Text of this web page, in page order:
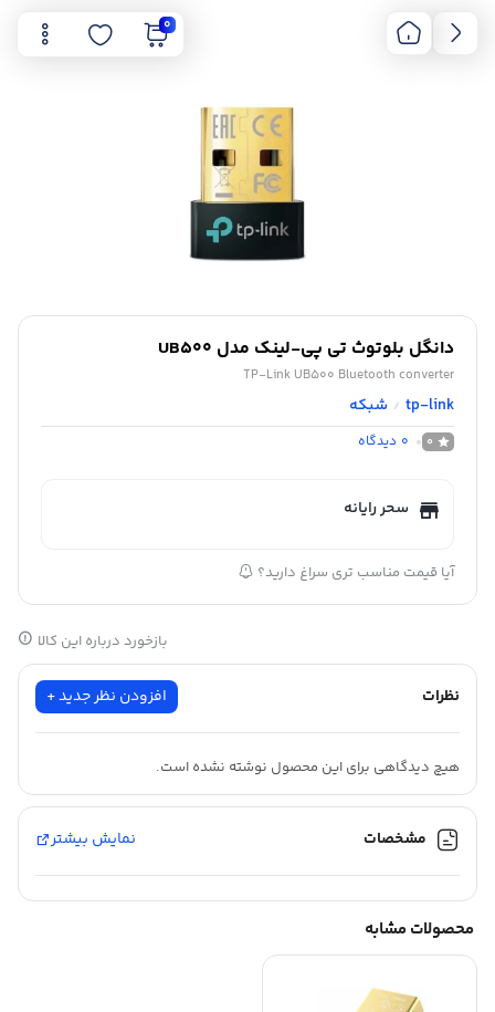
0
دانگل بلوتوث تی پی-لینک مدل UB500
TP-Link UB500 Bluetooth converter
tp-link
/ شبکه
0
0 دیدگاه
سحر رایانه
آیا قیمت مناسب تری سراغ دارید؟
بازخورد درباره این کالا
نظرات افزودن نظر جدید +
هیچ دیدگاهی برای این محصول نوشته نشده است.
مشخصات نمایش بیشتر
محصولات مشابه